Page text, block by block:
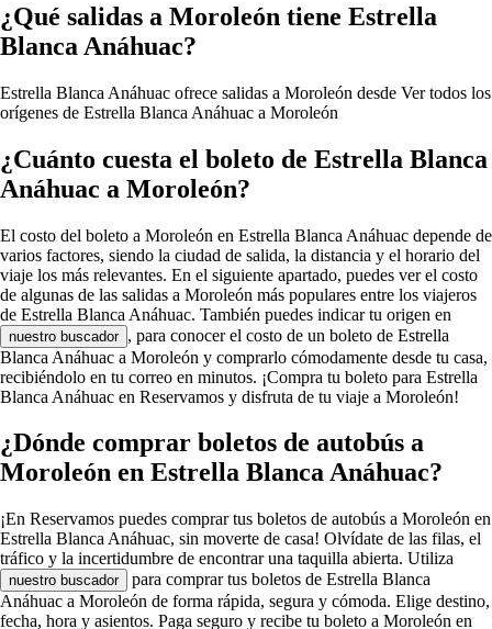
¿Qué salidas a Moroleón tiene Estrella
Blanca Anáhuac?
Estrella Blanca Anáhuac ofrece salidas a Moroleón desde Ver todos los
orígenes de Estrella Blanca Anáhuac a Moroleón
¿Cuánto cuesta el boleto de Estrella Blanca
Anáhuac a Moroleón?
El costo del boleto a Moroleón en Estrella Blanca Anáhuac depende de
varios factores, siendo la ciudad de salida, la distancia y el horario del
viaje los más relevantes. En el siguiente apartado, puedes ver el costo
de algunas de las salidas a Moroleón más populares entre los viajeros
de Estrella Blanca Anáhuac. También puedes indicar tu origen en
nuestro buscador , para conocer el costo de un boleto de Estrella
Blanca Anáhuac a Moroleón y comprarlo cómodamente desde tu casa,
recibiéndolo en tu correo en minutos. ¡Compra tu boleto para Estrella
Blanca Anáhuac en Reservamos y disfruta de tu viaje a Moroleón!
¿Dónde comprar boletos de autobús a
Moroleón en Estrella Blanca Anáhuac?
¡En Reservamos puedes comprar tus boletos de autobús a Moroleón en
Estrella Blanca Anáhuac, sin moverte de casa! Olvídate de las filas, el
tráfico y la incertidumbre de encontrar una taquilla abierta. Utiliza
nuestro buscador
para comprar tus boletos de Estrella Blanca
Anáhuac a Moroleón de forma rápida, segura y cómoda. Elige destino,
fecha, hora y asientos. Paga seguro y recibe tu boleto a Moroleón en